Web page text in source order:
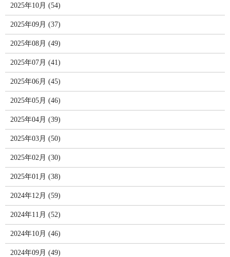
2025年10月 (54)
2025年09月 (37)
2025年08月 (49)
2025年07月 (41)
2025年06月 (45)
2025年05月 (46)
2025年04月 (39)
2025年03月 (50)
2025年02月 (30)
2025年01月 (38)
2024年12月 (59)
2024年11月 (52)
2024年10月 (46)
2024年09月 (49)